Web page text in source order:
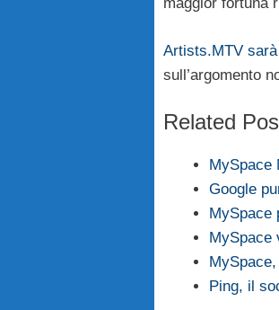
maggior fortuna
Artists.MTV
sull’argomento
Related
MySpace
Google
MySpace
MySpace
Ping, il